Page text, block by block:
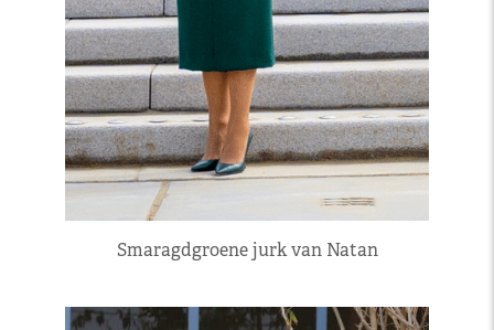
Smaragdgroene jurk van Natan